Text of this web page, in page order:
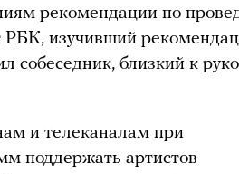
рекомендации по
РБК, изучивший
собеседник, близкий к
и телеканалам при
поддержать артистов